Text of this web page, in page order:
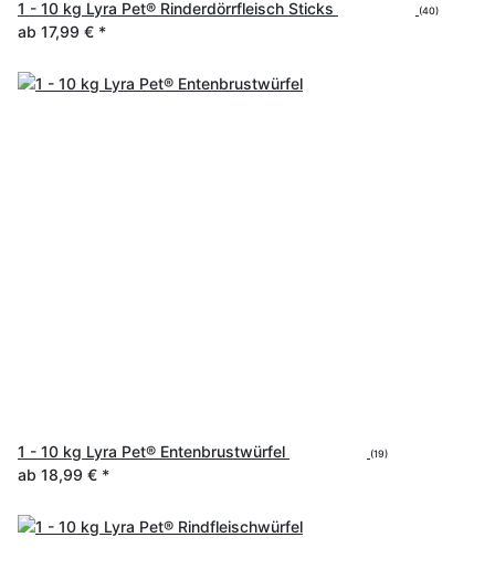
1 - 10 kg Lyra Pet® Rinderdörrfleisch Sticks (40)
ab 17,99 € *
1 - 10 kg Lyra Pet® Entenbrustwürfel (19)
ab 18,99 € *